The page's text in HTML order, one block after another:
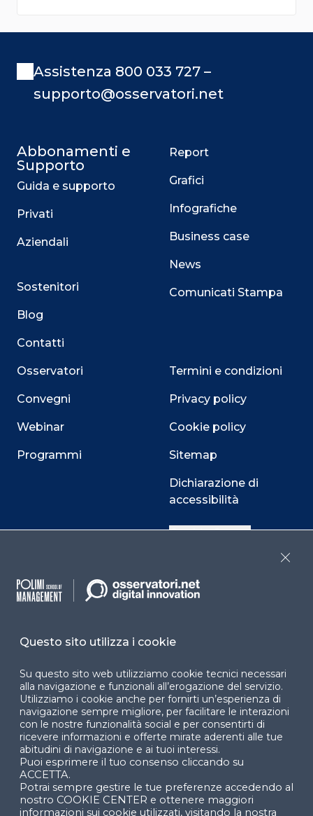
Assistenza 800 033 727 –
supporto@osservatori.net
Abbonamenti e
Supporto
Guida e supporto
Privati
Aziendali
Sostenitori
Blog
Contatti
Osservatori
Convegni
Webinar
Programmi
Report
Grafici
Infografiche
Business case
News
Comunicati Stampa
Termini e condizioni
Privacy policy
Cookie policy
Sitemap
Dichiarazione di
accessibilità
Cookie Center
Facebook LinkedIn
© 2024 Copyright © Politecnico di Milano Dipartimento
di Ingegneria Gestionale
Questo sito utilizza i cookie
Su questo sito web utilizziamo cookie tecnici necessari
alla navigazione e funzionali all’erogazione del servizio.
Utilizziamo i cookie anche per fornirti un’esperienza di
navigazione sempre migliore, per facilitare le interazioni
con le nostre funzionalità social e per consentirti di
ricevere informazioni e offerte mirate aderenti alle tue
abitudini di navigazione e ai tuoi interessi.
Puoi esprimere il tuo consenso cliccando su
ACCETTA.
Potrai sempre gestire le tue preferenze accedendo al
nostro COOKIE CENTER e ottenere maggiori
informazioni sui cookie utilizzati, visitando la nostra